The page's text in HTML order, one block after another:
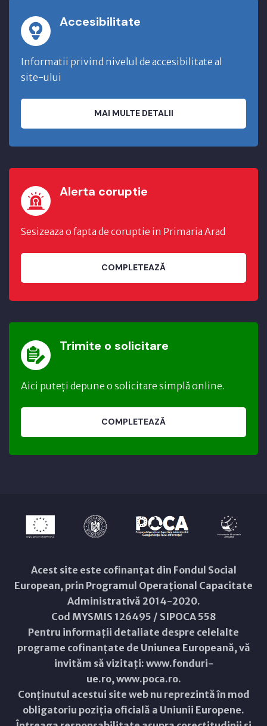
Accesibilitate
Informatii privind nivelul de accesibilitate al
site-ului
MAI MULTE DETALII
Alerta coruptie
Sesizeaza o fapta de coruptie in Primaria Arad
COMPLETEAZĂ
Trimite o solicitare
Aici puteți depune o solicitare simplă online.
COMPLETEAZĂ
Acest site este cofinanțat din Fondul Social
European, prin Programul Operațional Capacitate
Administrativă 2014-2020.
Cod MYSMIS 126495 / SIPOCA 558
Pentru informații detaliate despre celelalte
programe cofinanțate de Uniunea Europeană, vă
invităm să vizitați: www.fonduri-
ue.ro,www.poca.ro.
Conținutul acestui site web nu reprezintă în mod
obligatoriu poziția oficială a Uniunii Europene.